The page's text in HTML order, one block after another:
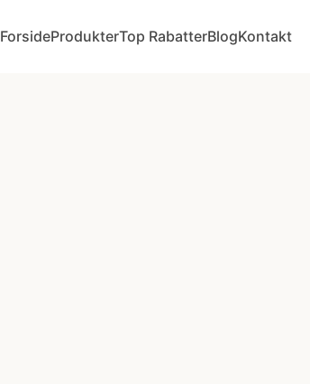
ForsideProdukterTop RabatterBlogKontakt